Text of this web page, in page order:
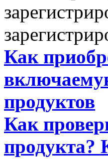
Как
продуктов
Как
продукта?